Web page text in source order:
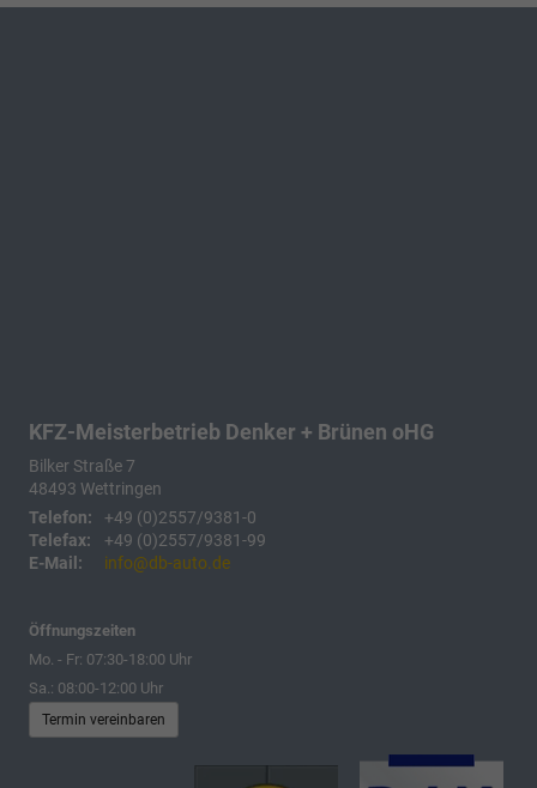
KFZ-Meisterbetrieb Denker + Brünen oHG
Bilker Straße 7
48493 Wettringen
Telefon:
+49 (0)2557/9381-0
Telefax:
+49 (0)2557/9381-99
E-Mail:
info@db-auto.de
Öffnungszeiten
Mo. - Fr: 07:30-18:00 Uhr
Sa.: 08:00-12:00 Uhr
Termin vereinbaren